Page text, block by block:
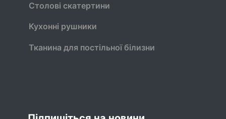
Столові скатертини
Кухонні рушники
Тканина для постільної білизни